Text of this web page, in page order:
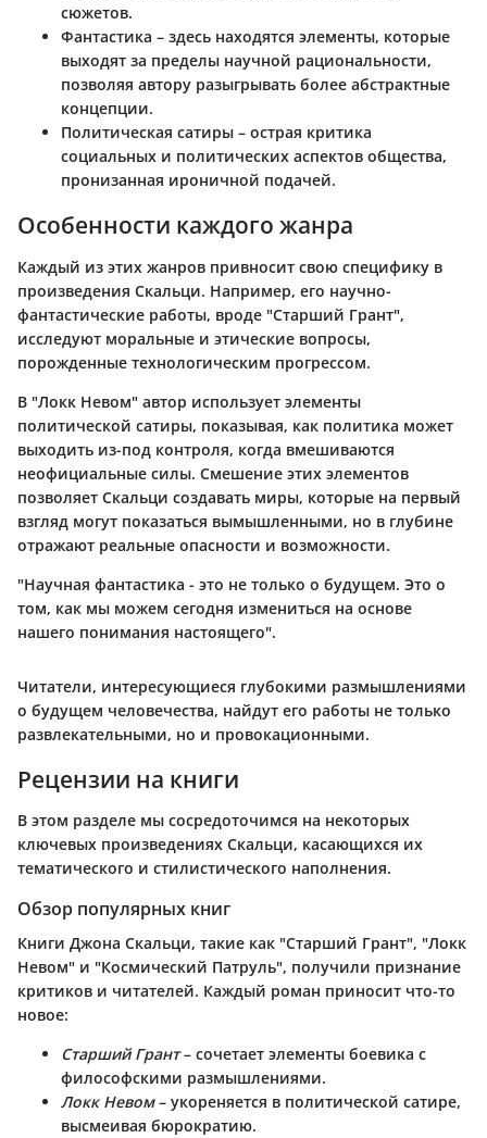
сюжетов.
Фантастика – здесь находятся элементы, которые
выходят за пределы научной рациональности,
позволяя автору разыгрывать более абстрактные
концепции.
Политическая сатиры – острая критика
социальных и политических аспектов общества,
пронизанная ироничной подачей.
Особенности каждого жанра
Каждый из этих жанров привносит свою специфику в
произведения Скальци. Например, его научно-
фантастические работы, вроде "Старший Грант",
исследуют моральные и этические вопросы,
порожденные технологическим прогрессом.
В "Локк Невом" автор использует элементы
политической сатиры, показывая, как политика может
выходить из-под контроля, когда вмешиваются
неофициальные силы. Смешение этих элементов
позволяет Скальци создавать миры, которые на первый
взгляд могут показаться вымышленными, но в глубине
отражают реальные опасности и возможности.
"Научная фантастика - это не только о будущем. Это о
том, как мы можем сегодня измениться на основе
нашего понимания настоящего".
Читатели, интересующиеся глубокими размышлениями
о будущем человечества, найдут его работы не только
развлекательными, но и провокационными.
Рецензии на книги
В этом разделе мы сосредоточимся на некоторых
ключевых произведениях Скальци, касающихся их
тематического и стилистического наполнения.
Обзор популярных книг
Книги Джона Скальци, такие как "Старший Грант", "Локк
Невом" и "Космический Патруль", получили признание
критиков и читателей. Каждый роман приносит что-то
новое:
Старший Грант– сочетает элементы боевика с
философскими размышлениями.
Локк Невом– укореняется в политической сатире,
высмеивая бюрократию.